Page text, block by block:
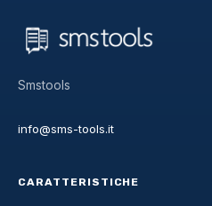
Smstools
info@sms-tools.it
CARATTERISTICHE